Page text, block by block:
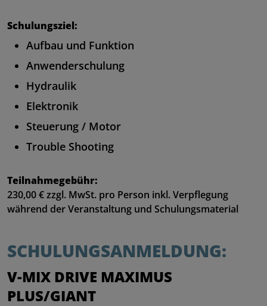
Schulungsziel:
Aufbau und Funktion
Anwenderschulung
Hydraulik
Elektronik
Steuerung / Motor
Trouble Shooting
Teilnahmegebühr:
230,00 € zzgl. MwSt. pro Person inkl. Verpflegung
während der Veranstaltung und Schulungsmaterial
SCHULUNGSANMELDUNG:
V-MIX DRIVE MAXIMUS
PLUS/GIANT